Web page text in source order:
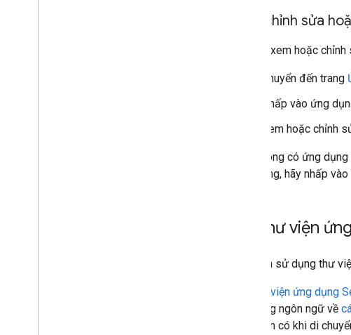
chỉnh sửa
Để tạo, xem hoặc
Chuyển đến trang
Nhấp vào ứng
Xem hoặc chỉnh
Nếu không có ứng
ứng dụng, hãy nhấp vào
Tải thư viện
Bạn nên sử dụng thư
thư viện ứng dụng
cho từng ngôn ngữ về
hình hiện có khi di